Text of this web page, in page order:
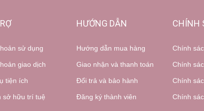
sử dụng
giao dịch
tiện ích
sở hữu trí tuệ
HƯỚNG DẪN
Hướng dẫn mua hàng
Giao nhận và thanh toán
Đổi trả và bảo hành
Đăng ký thành viên
CHÍNH
Chính
Chính
Chính
Chính